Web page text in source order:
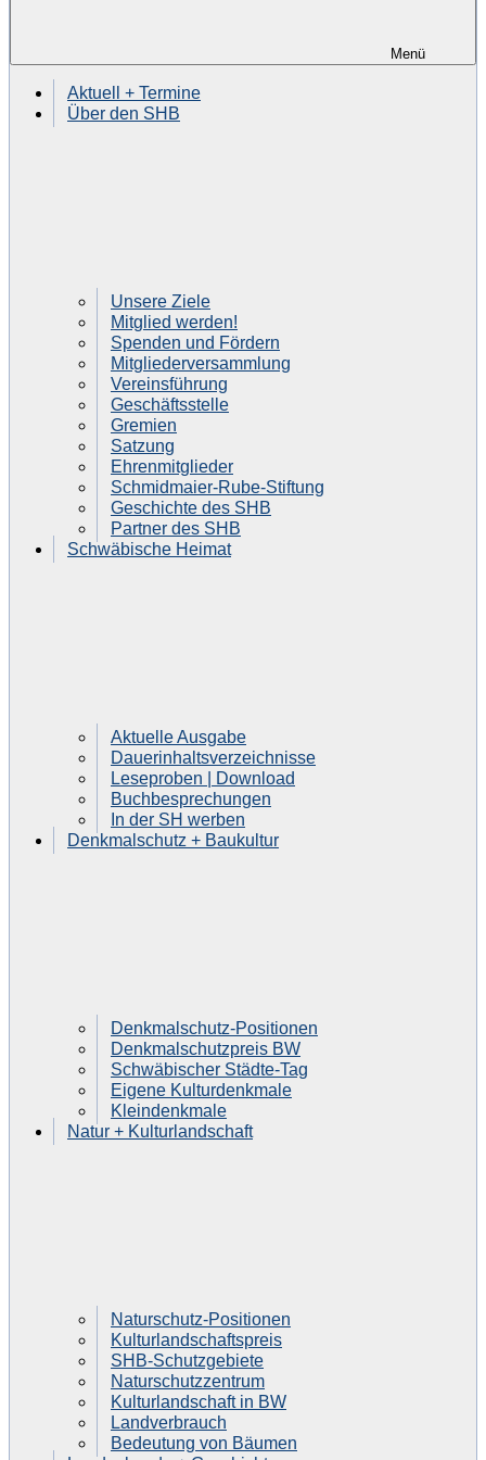
Menü
Aktuell + Termine
Über den SHB
Unsere Ziele
Mitglied werden!
Spenden und Fördern
Mitgliederversammlung
Vereinsführung
Geschäftsstelle
Gremien
Satzung
Ehrenmitglieder
Schmidmaier-Rube-Stiftung
Geschichte des SHB
Partner des SHB
Schwäbische Heimat
Aktuelle Ausgabe
Dauerinhaltsverzeichnisse
Leseproben | Download
Buchbesprechungen
In der SH werben
Denkmalschutz + Baukultur
Denkmalschutz-Positionen
Denkmalschutzpreis BW
Schwäbischer Städte-Tag
Eigene Kulturdenkmale
Kleindenkmale
Natur + Kulturlandschaft
Naturschutz-Positionen
Kulturlandschaftspreis
SHB-Schutzgebiete
Naturschutzzentrum
Kulturlandschaft in BW
Landverbrauch
Bedeutung von Bäumen